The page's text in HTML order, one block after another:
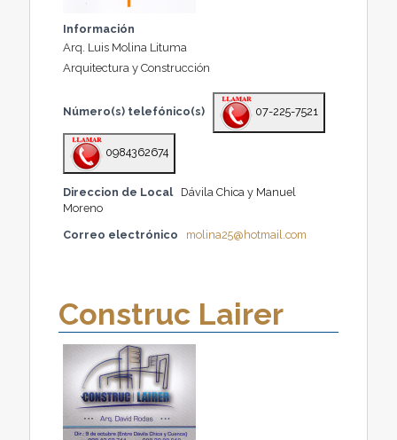
Información
Arq. Luis Molina Lituma
Arquitectura y Construcción
Número(s) telefónico(s) 07-225-7521
0984362674
Direccion de Local
Dávila Chica y Manuel
Moreno
Correo electrónico
molina25@hotmail.com
Construc Lairer